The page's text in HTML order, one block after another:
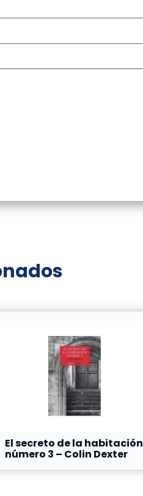
El secreto de la habitación
número 3 – Colin Dexter